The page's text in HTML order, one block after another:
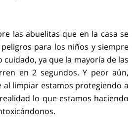
las abuelitas que en la casa se
para los niños y siempre
ya que la mayoría de las
en 2 segundos. Y peor aún,
al limpiar estamos protegiendo a
lo que estamos haciendo